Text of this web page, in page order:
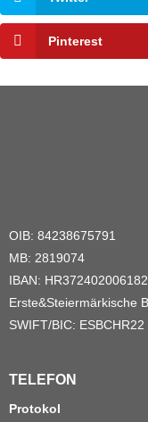
Pinterest
OIB: 84238675791
MB: 2819074
IBAN:
Erste&Steiermärkische
SWIFT/BIC: ESBCHR22
TELEFON
Protokol